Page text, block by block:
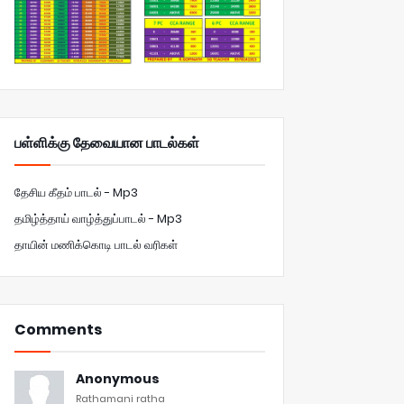
பள்ளிக்கு தேவையான பாடல்கள்
தேசிய கீதம் பாடல் - Mp3
தமிழ்த்தாய் வாழ்த்துப்பாடல் - Mp3
தாயின் மணிக்கொடி பாடல் வரிகள்
Comments
Anonymous
Rathamani ratha